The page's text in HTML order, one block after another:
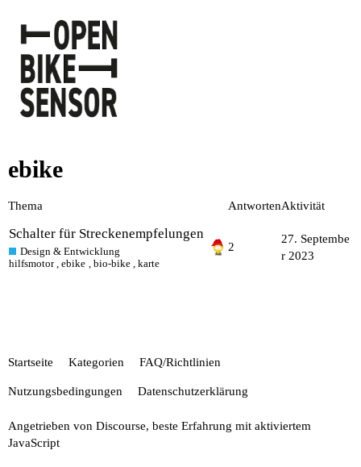
ebike
Thema AntwortenAktivität
Schalter für Streckenempfelungen
Design & Entwicklung
hilfsmotor ,ebike , bio-bike , karte
2
27. Septembe
r 2023
Startseite Kategorien FAQ/Richtlinien
Nutzungsbedingungen Datenschutzerklärung
Angetrieben von Discourse, beste Erfahrung mit aktiviertem
JavaScript